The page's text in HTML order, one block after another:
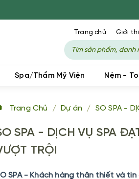
Trang chủ Giới
Spa/Thẩm Mỹ Viện Nệm -
Trang Chủ / Dự án / SO SPA -
SPA - DỊCH VỤ SPA
TRỘI
SPA - Khách hàng thân thiết và tin